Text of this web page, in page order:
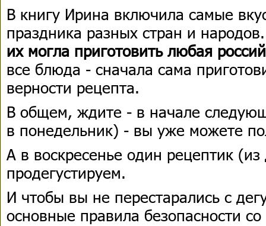
В книгу Ирина включила самые
праздника разных стран и
их могла приготовить любая
все блюда - сначала сама
верности рецепта.
В общем, ждите - в начале
в понедельник) - вы уже можете
А в воскресенье один рецептик
продегустируем.
И чтобы вы не перестарались с
основные правила безопасности